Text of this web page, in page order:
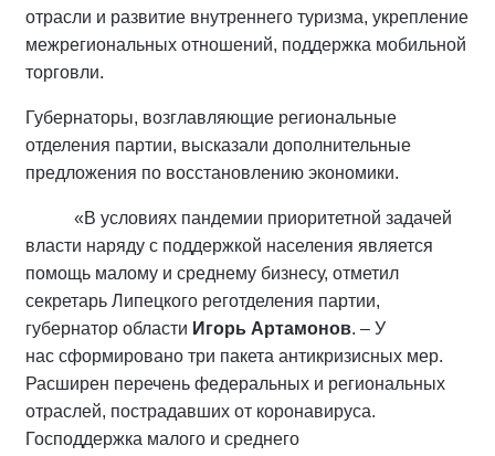
отрасли и развитие внутреннего туризма, укрепление
межрегиональных отношений, поддержка мобильной
торговли.
Губернаторы, возглавляющие региональные
отделения партии, высказали дополнительные
предложения по восстановлению экономики.
«В условиях пандемии приоритетной задачей
власти наряду с поддержкой населения является
помощь малому и среднему бизнесу, отметил
секретарь Липецкого реготделения партии,
губернатор области Игорь Артамонов. – У
нас сформировано три пакета антикризисных мер.
Расширен перечень федеральных и региональных
отраслей, пострадавших от коронавируса.
Господдержка малого и среднего